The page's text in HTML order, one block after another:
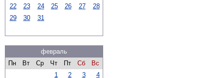
22
23 24 25 26 27
28
29
30 31
февраль
Пн
Вт Ср Чт Пт Сб
Вс
1
2 3
4